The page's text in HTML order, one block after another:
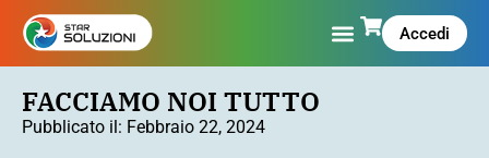
Accedi
FACCIAMO NOI TUTTO
Pubblicato il: Febbraio 22, 2024